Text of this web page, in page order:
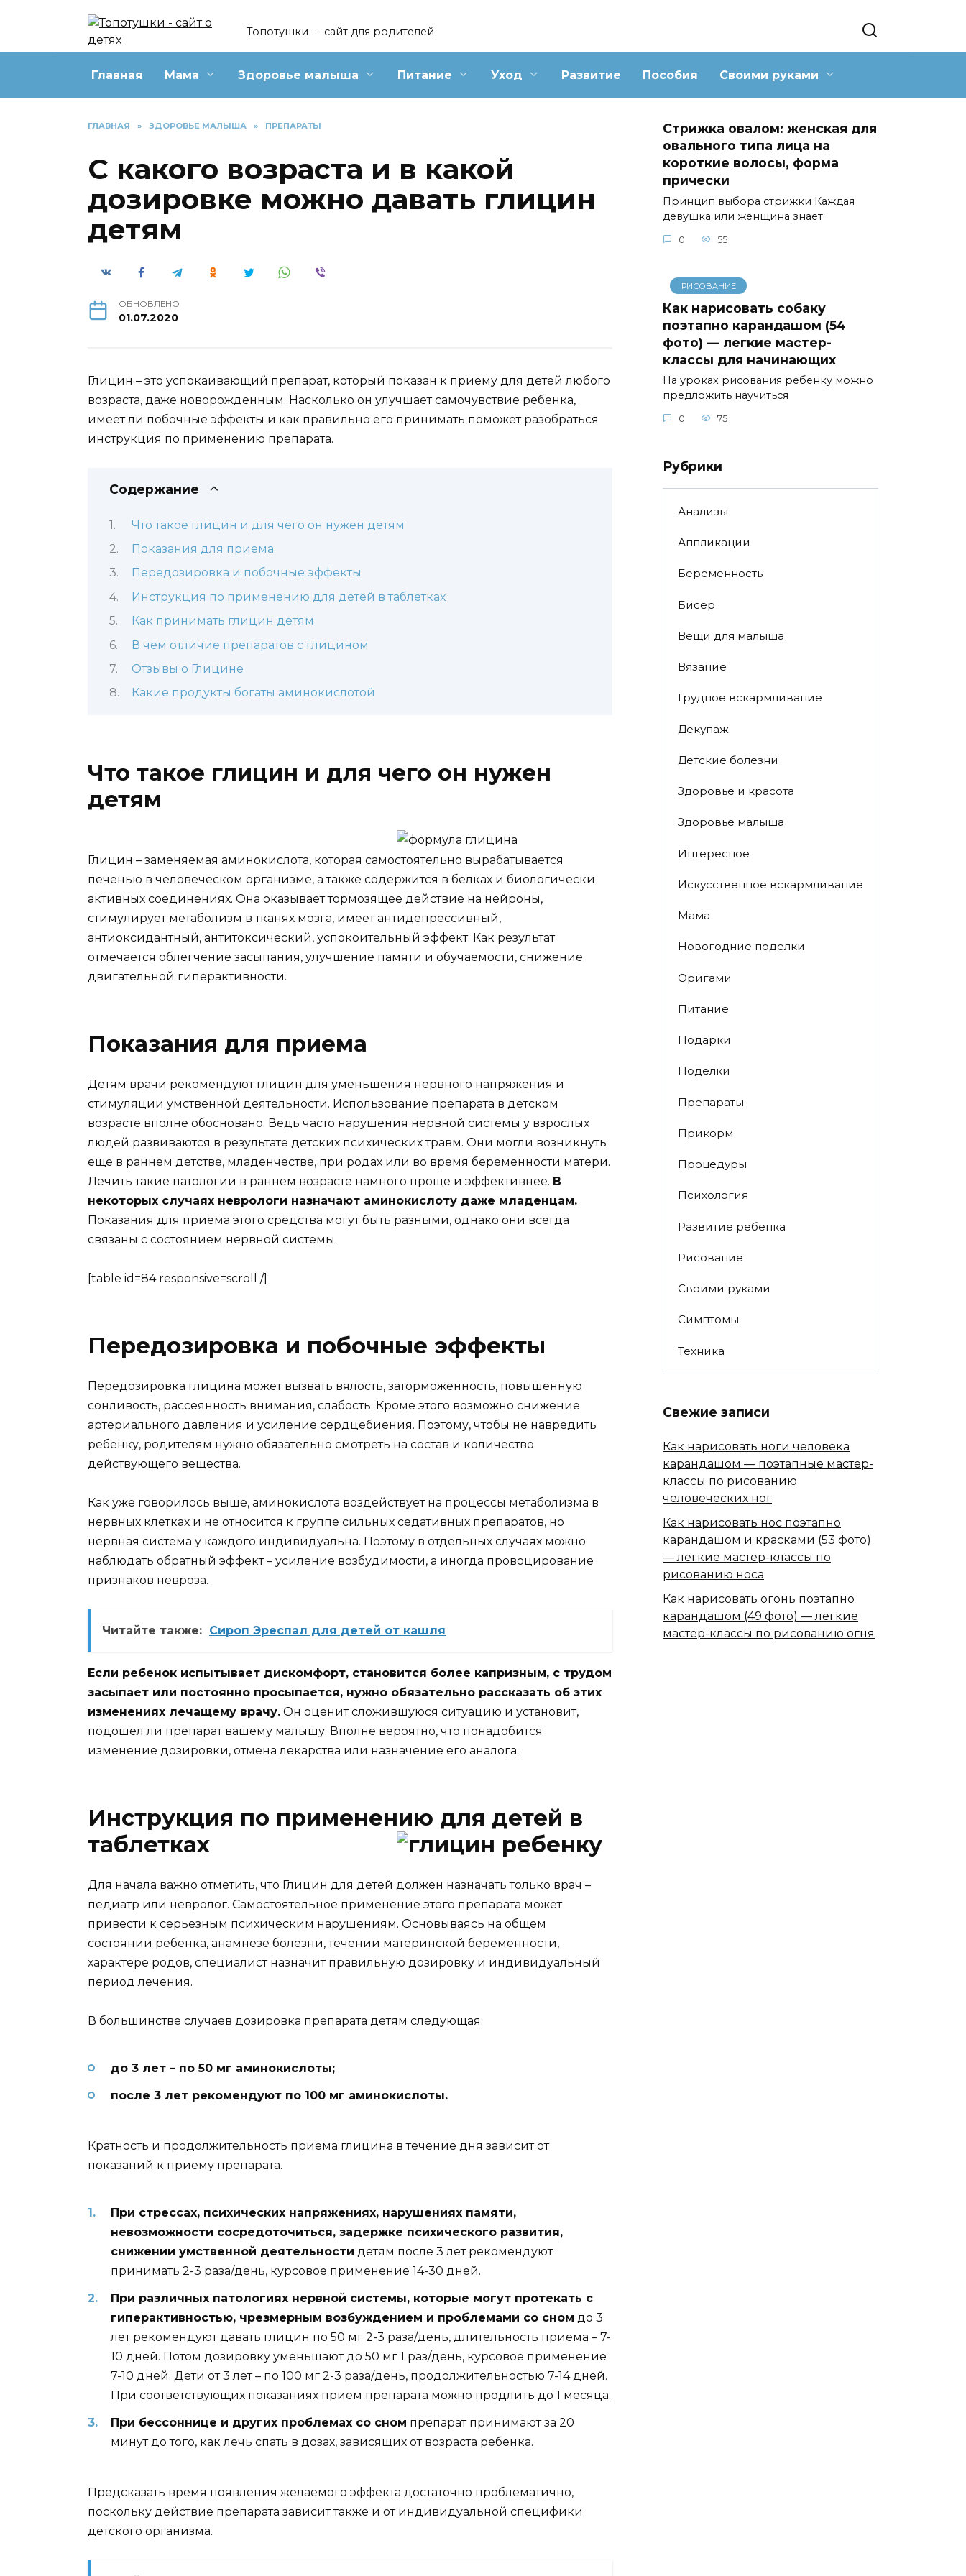
Топотушки — сайт для родителей
Главная Мама Здоровье малыша Питание Уход Развитие Пособия Своими руками
ГЛАВНАЯ » ЗДОРОВЬЕ МАЛЫША » ПРЕПАРАТЫ
С какого возраста и в какой
дозировке можно давать глицин
детям
ОБНОВЛЕНО
01.07.2020
Глицин – это успокаивающий препарат, который показан к приему для детей любого
возраста, даже новорожденным. Насколько он улучшает самочувствие ребенка,
имеет ли побочные эффекты и как правильно его принимать поможет разобраться
инструкция по применению препарата.
Содержание
Что такое глицин и для чего он нужен детям
Показания для приема
Передозировка и побочные эффекты
Инструкция по применению для детей в таблетках
Как принимать глицин детям
В чем отличие препаратов с глицином
Отзывы о Глицине
Какие продукты богаты аминокислотой
Что такое глицин и для чего он нужен
детям
Глицин – заменяемая аминокислота, которая самостоятельно вырабатывается
печенью в человеческом организме, а также содержится в белках и биологически
активных соединениях. Она оказывает тормозящее действие на нейроны,
стимулирует метаболизм в тканях мозга, имеет антидепрессивный,
антиоксидантный, антитоксический, успокоительный эффект. Как результат
отмечается облегчение засыпания, улучшение памяти и обучаемости, снижение
двигательной гиперактивности.
Показания для приема
Детям врачи рекомендуют глицин для уменьшения нервного напряжения и
стимуляции умственной деятельности. Использование препарата в детском
возрасте вполне обосновано. Ведь часто нарушения нервной системы у взрослых
людей развиваются в результате детских психических травм. Они могли возникнуть
еще в раннем детстве, младенчестве, при родах или во время беременности матери.
Лечить такие патологии в раннем возрасте намного проще и эффективнее. В
некоторых случаях неврологи назначают аминокислоту даже младенцам.
Показания для приема этого средства могут быть разными, однако они всегда
связаны с состоянием нервной системы.
[table id=84 responsive=scroll /]
Передозировка и побочные эффекты
Передозировка глицина может вызвать вялость, заторможенность, повышенную
сонливость, рассеянность внимания, слабость. Кроме этого возможно снижение
артериального давления и усиление сердцебиения. Поэтому, чтобы не навредить
ребенку, родителям нужно обязательно смотреть на состав и количество
действующего вещества.
Как уже говорилось выше, аминокислота воздействует на процессы метаболизма в
нервных клетках и не относится к группе сильных седативных препаратов, но
нервная система у каждого индивидуальна. Поэтому в отдельных случаях можно
наблюдать обратный эффект – усиление возбудимости, а иногда провоцирование
признаков невроза.
Читайте также: Сироп Эреспал для детей от кашля
Если ребенок испытывает дискомфорт, становится более капризным, с трудом
засыпает или постоянно просыпается, нужно обязательно рассказать об этих
изменениях лечащему врачу. Он оценит сложившуюся ситуацию и установит,
подошел ли препарат вашему малышу. Вполне вероятно, что понадобится
изменение дозировки, отмена лекарства или назначение его аналога.
Инструкция по применению для детей в
таблетках
Для начала важно отметить, что Глицин для детей должен назначать только врач –
педиатр или невролог. Самостоятельное применение этого препарата может
привести к серьезным психическим нарушениям. Основываясь на общем
состоянии ребенка, анамнезе болезни, течении материнской беременности,
характере родов, специалист назначит правильную дозировку и индивидуальный
период лечения.
В большинстве случаев дозировка препарата детям следующая:
до 3 лет – по 50 мг аминокислоты;
после 3 лет рекомендуют по 100 мг аминокислоты.
Кратность и продолжительность приема глицина в течение дня зависит от
показаний к приему препарата.
При стрессах, психических напряжениях, нарушениях памяти,
невозможности сосредоточиться, задержке психического развития,
снижении умственной деятельности детям после 3 лет рекомендуют
принимать 2-3 раза/день, курсовое применение 14-30 дней.
При различных патологиях нервной системы, которые могут протекать с
гиперактивностью, чрезмерным возбуждением и проблемами со сном до 3
лет рекомендуют давать глицин по 50 мг 2-3 раза/день, длительность приема – 7-
10 дней. Потом дозировку уменьшают до 50 мг 1 раз/день, курсовое применение
7-10 дней. Дети от 3 лет – по 100 мг 2-3 раза/день, продолжительностью 7-14 дней.
При соответствующих показаниях прием препарата можно продлить до 1 месяца.
При бессоннице и других проблемах со сном препарат принимают за 20
минут до того, как лечь спать в дозах, зависящих от возраста ребенка.
Предсказать время появления желаемого эффекта достаточно проблематично,
поскольку действие препарата зависит также и от индивидуальной специфики
детского организма.
Стрижка овалом: женская для
овального типа лица на
короткие волосы, форма
прически
Принцип выбора стрижки Каждая
девушка или женщина знает
0 55
РИСОВАНИЕ
Как нарисовать собаку
поэтапно карандашом (54
фото) — легкие мастер-
классы для начинающих
На уроках рисования ребенку можно
предложить научиться
0 75
Рубрики
Анализы
Аппликации
Беременность
Бисер
Вещи для малыша
Вязание
Грудное вскармливание
Декупаж
Детские болезни
Здоровье и красота
Здоровье малыша
Интересное
Искусственное вскармливание
Мама
Новогодние поделки
Оригами
Питание
Подарки
Поделки
Препараты
Прикорм
Процедуры
Психология
Развитие ребенка
Рисование
Своими руками
Симптомы
Техника
Свежие записи
Как нарисовать ноги человека
карандашом — поэтапные мастер-
классы по рисованию
человеческих ног
Как нарисовать нос поэтапно
карандашом и красками (53 фото)
— легкие мастер-классы по
рисованию носа
Как нарисовать огонь поэтапно
карандашом (49 фото) — легкие
мастер-классы по рисованию огня